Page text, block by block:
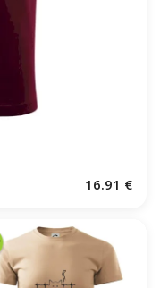
16.91 €